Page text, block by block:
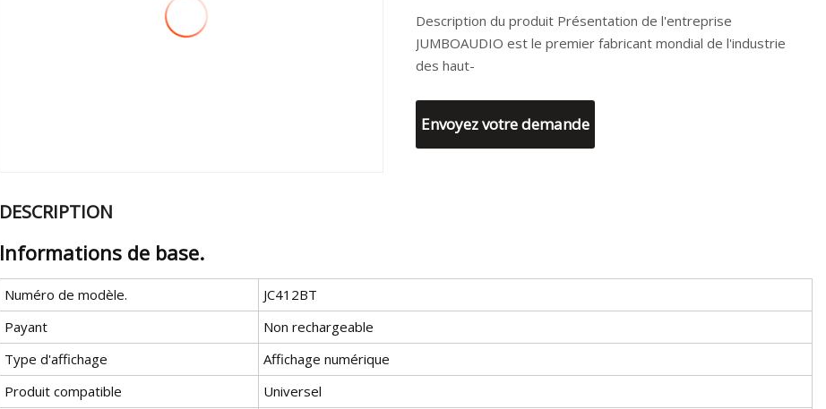
Description du produit Présentation de l'entreprise
JUMBOAUDIO est le premier fabricant mondial de l'industrie
des haut-
Envoyez votre demande
DESCRIPTION
Informations de base.
Numéro de modèle.
JC412BT
Payant
Non rechargeable
Type d'affichage
Affichage numérique
Produit compatible
Universel